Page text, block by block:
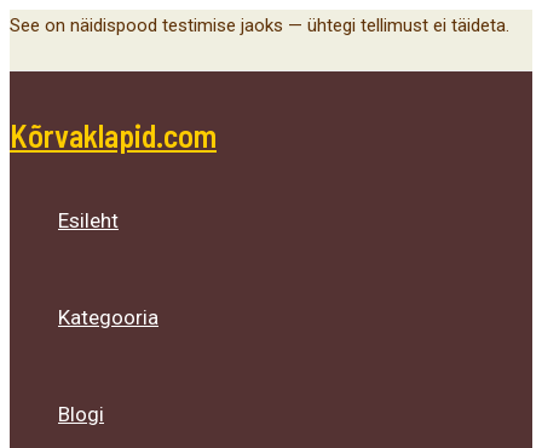
Skip
See on näidispood testimise jaoks — ühtegi tellimust ei täideta.
Kõrvaklapid.com
Esileht
Kategooria
Blogi
Menu
Toggle
Menu
Toggle
Menu
Toggle
Main
Menu